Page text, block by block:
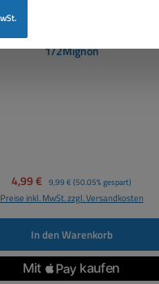
Lithium 1/2AA mit Lötfahnen
1/2Mignon
Verkaufspreis:
4,99 € Regulärer Preis:
9,99 € (50.05% gespart)
Preise inkl. MwSt. zzgl. Versandkosten
In den Warenkorb